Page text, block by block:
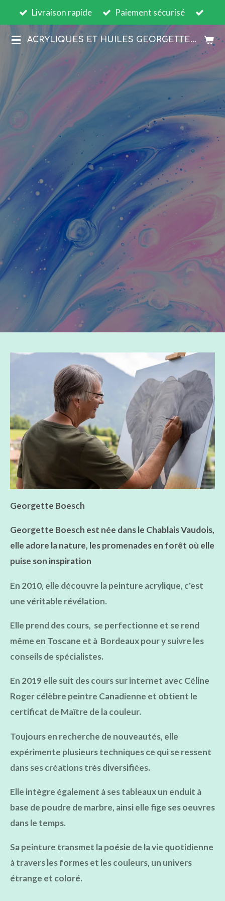
Passer
au
contenu
principal
ACRYLIQUES ET HUILES GEORGETTE BOESCH
Livraison rapide Paiement sécurisé
Georgette Boesch
Georgette Boesch est née dans le Chablais Vaudois,
elle adore la nature, les promenades en forêt où elle
puise son inspiration
En 2010, elle découvre la peinture acrylique, c'est
une véritable révélation.
Elle prend des cours, se perfectionne et se rend
même en Toscane et à Bordeaux pour ysuivre les
conseils de spécialistes.
En 2019 elle suit des cours sur internet avec Céline
Roger célèbre peintre Canadienne et obtient le
certificat de Maître de la couleur.
Toujours en recherche de nouveautés, elle
expérimente plusieurs techniques ce qui se ressent
dans ses créations très diversifiées.
Elle intègre également à sestableaux un enduit à
base de poudre de marbre, ainsi elle fige ses oeuvres
dans le temps.
Sa peinture transmet la poésie de la vie quotidienne
à travers les formes et les couleurs, un univers
étrange et coloré.